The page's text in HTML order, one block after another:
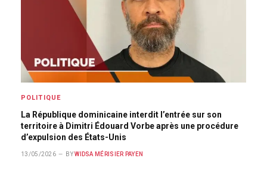
POLITIQUE
La République dominicaine interdit l’entrée sur son
territoire à Dimitri Édouard Vorbe après une procédure
d’expulsion des États-Unis
13/05/2026 BY WIDSA MÉRISIER PAYEN